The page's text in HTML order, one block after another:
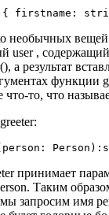
необычных
user ,
а результат
функции
что-то, что
принимает
Таким
запросим имя